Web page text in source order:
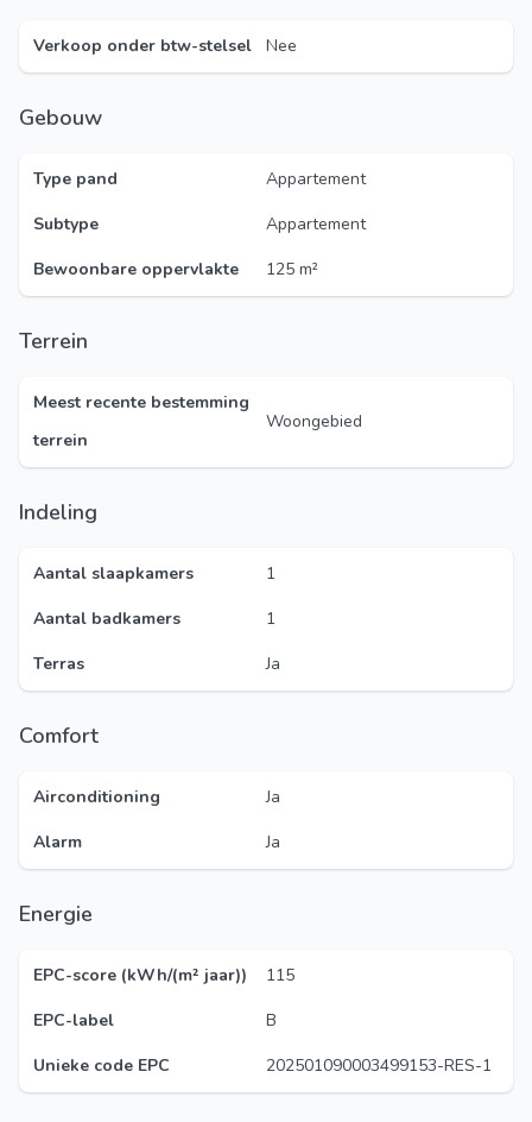
Verkoop onder btw-stelsel Nee
Gebouw
Type pand
Appartement
Subtype
Appartement
Bewoonbare oppervlakte
125 m²
Terrein
Meest recente bestemming
terrein
Woongebied
Indeling
Aantal slaapkamers
1
Aantal badkamers
1
Terras
Ja
Comfort
Airconditioning
Ja
Alarm
Ja
Energie
EPC-score (kWh/(m² jaar))
115
EPC-label
B
Unieke code EPC
202501090003499153-RES-1